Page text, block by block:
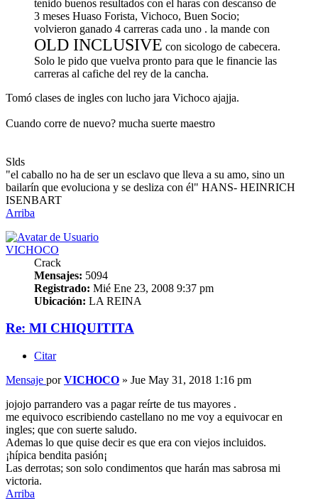
tenido buenos resultados con el haras con descanso de
3 meses Huaso Forista, Vichoco, Buen Socio;
volvieron ganado 4 carreras cada uno . la mande con
OLD INCLUSIVE con sicologo de cabecera.
Solo le pido que vuelva pronto para que le financie las
carreras al cafiche del rey de la cancha.
Tomó clases de ingles con lucho jara Vichoco ajajja.
Cuando corre de nuevo? mucha suerte maestro
Slds
"el caballo no ha de ser un esclavo que lleva a su amo, sino un
bailarín que evoluciona y se desliza con él" HANS- HEINRICH
ISENBART
Arriba
VICHOCO
Crack
Mensajes: 5094
Registrado: Mié Ene 23, 2008 9:37 pm
Ubicación: LA REINA
Re: MI CHIQUITITA
Citar
Mensaje porVICHOCO » Jue May 31, 2018 1:16 pm
jojojo parrandero vas a pagar reírte de tus mayores .
me equivoco escribiendo castellano no me voy a equivocar en
ingles; que con suerte saludo.
Ademas lo que quise decir es que era con viejos incluidos.
¡hípica bendita pasión¡
Las derrotas; son solo condimentos que harán mas sabrosa mi
victoria.
Arriba